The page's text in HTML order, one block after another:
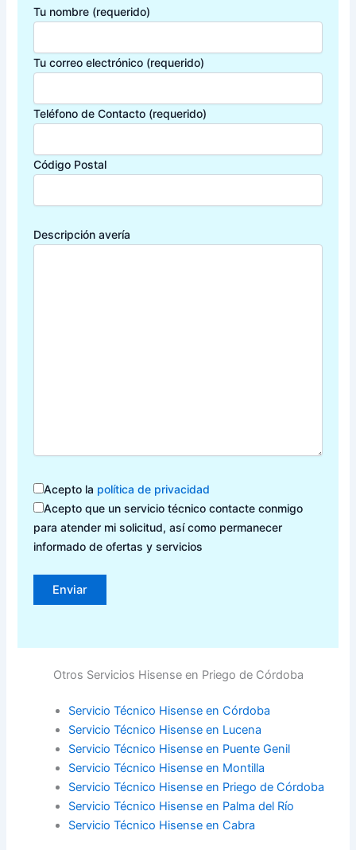
Tu nombre (requerido)
Tu correo electrónico (requerido)
Teléfono de Contacto (requerido)
Código Postal
Descripción avería
Acepto la política de privacidad
Acepto que un servicio técnico contacte conmigo
para atender mi solicitud, así como permanecer
informado de ofertas y servicios
Otros Servicios Hisense en Priego de Córdoba
Servicio Técnico Hisense en Córdoba
Servicio Técnico Hisense en Lucena
Servicio Técnico Hisense en Puente Genil
Servicio Técnico Hisense en Montilla
Servicio Técnico Hisense en Priego de Córdoba
Servicio Técnico Hisense en Palma del Río
Servicio Técnico Hisense en Cabra